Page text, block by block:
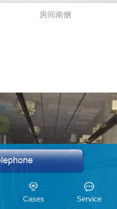
房间南侧
Cases Service